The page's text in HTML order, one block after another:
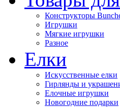
Конструкторы
Игрушки
Мягкие игрушки
Разное
Елки
Искусственные елки
Гирлянды и
Елочные игрушки
Новогодние подарки